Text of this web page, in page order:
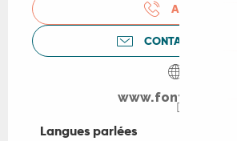
APPELER
CONTACTEZ-NOUS
www.fontneuve.nl
Langues parlées
Langues parlées